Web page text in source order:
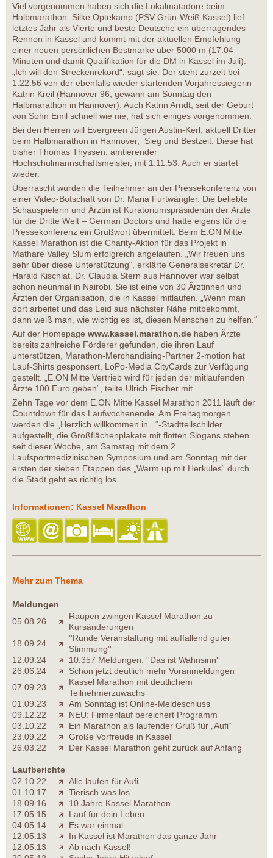
Viel vorgenommen haben sich die Lokalmatadore beim
Halbmarathon. Silke Optekamp (PSV Grün-Weiß Kassel) lief
letztes Jahr als Vierte und beste Deutsche ein überragendes
Rennen in Kassel und kommt mit der aktuellen Empfehlung
einer neuen persönlichen Bestmarke über 5000 m (17:04
Minuten und damit Qualifikation für die DM in Kassel im Juli).
„Ich will den Streckenrekord“, sagt sie. Der steht zurzeit bei
1:22:56 von der ebenfalls wieder startenden Vorjahressiegerin
Katrin Kreil (Hannover 96, gewann am Sonntag den
Halbmarathon in Hannover). Auch Katrin Arndt, seit der Geburt
von Sohn Emil schnell wie nie, hat sich einiges vorgenommen.
Bei den Herren will Evergreen Jürgen Austin-Kerl, aktuell Dritter
beim Halbmarathon in Hannover, Sieg und Bestzeit. Diese hat
bisher Thomas Thyssen, amtierender
Hochschulmannschaftsmeister, mit 1:11:53. Auch er startet
wieder.
Überrascht wurden die Teilnehmer an der Pressekonferenz von
einer Video-Botschaft von Dr. Maria Furtwängler. Die beliebte
Schauspielerin und Ärztin ist Kuratoriumspräsidentin der Ärzte
für die Dritte Welt – German Doctors und hatte eigens für die
Pressekonferenz ein Grußwort übermittelt. Beim E.ON Mitte
Kassel Marathon ist die Charity-Aktion für das Projekt in
Mathare Valley Slum erfolgreich angelaufen. „Wir freuen uns
sehr über diese Unterstützung“, erklärte Generalsekretär Dr.
Harald Kischlat. Dr. Claudia Stern aus Hannover war selbst
schon neunmal in Nairobi. Sie ist eine von 30 Ärztinnen und
Ärzten der Organisation, die in Kassel mitlaufen. „Wenn man
dort arbeitet und das Leid aus nächster Nähe mitbekommt,
dann weiß man, wie wichtig es ist, diesen Menschen zu helfen.“
Auf der Homepage www.kassel.marathon.de haben Ärzte
bereits zahlreiche Förderer gefunden, die ihren Lauf
unterstützen, Marathon-Merchandising-Partner 2-motion hat
Lauf-Shirts gesponsert, LoPo-Media CityCards zur Verfügung
gestellt. „E.ON Mitte Vertrieb wird für jeden der mitlaufenden
Ärzte 100 Euro geben“, teilte Ulrich Fischer mit.
Zehn Tage vor dem E.ON Mitte Kassel Marathon 2011 läuft der
Countdown für das Laufwochenende. Am Freitagmorgen
werden die „Herzlich willkommen in...“-Stadtteilschilder
aufgestellt, die Großflächenplakate mit flotten Slogans stehen
seit dieser Woche, am Samstag mit dem 2.
Laufsportmedizinischen Symposium und am Sonntag mit der
ersten der sieben Etappen des „Warm up mit Herkules“ durch
die Stadt geht es richtig los.
Informationen: Kassel Marathon
Mehr zum Thema
Meldungen
05.08.26
Raupen zwingen Kassel Marathon zu
Kursänderungen
18.09.24
''Runde Veranstaltung mit auffallend guter
Stimmung''
12.09.24
10.357 Meldungen: ''Das ist Wahnsinn''
26.06.24
Schon jetzt deutlich mehr Voranmeldungen
07.09.23
Kassel Marathon mit deutlichem
Teilnehmerzuwachs
01.09.23
Am Sonntag ist Online-Meldeschluss
09.12.22
NEU: Firmenlauf bereichert Programm
03.10.22
Ein Marathon als laufender Gruß für „Aufi“
23.09.22
Große Vorfreude in Kassel
26.03.22
Der Kassel Marathon geht zurück auf Anfang
Laufberichte
02.10.22
Alle laufen für Aufi
01.10.17
Tierisch was los
18.09.16
10 Jahre Kassel Marathon
17.05.15
Lauf für dein Leben
04.05.14
Es war einmal...
12.05.13
In Kassel ist Marathon das ganze Jahr
12.05.13
Ab nach Kassel!